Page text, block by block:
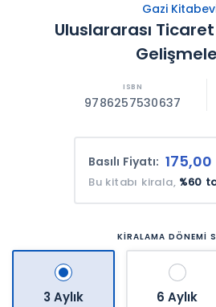
Gazi
Uluslararası
9786257530637
Basılı Fiyatı: 175,00
Bu kitabı kirala, %60
KİRALAMA DÖNEMİ
3 Aylık 6 Aylık